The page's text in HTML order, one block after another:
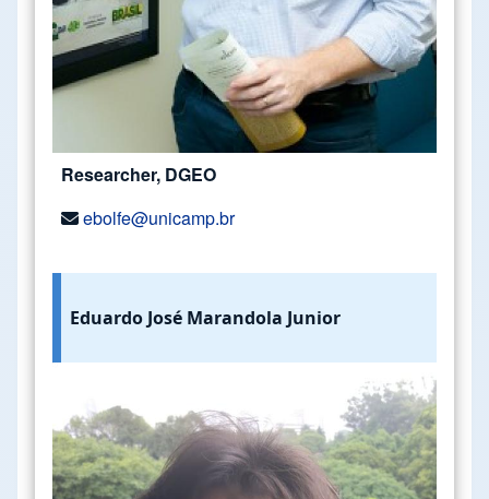
Researcher, DGEO
ebolfe@unicamp.br
Eduardo José Marandola Junior